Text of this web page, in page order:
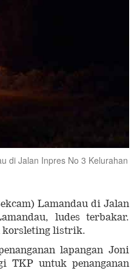
di Jalan Inpres No 3 Kelurahan
Lamandau di Jalan
ludes terbakar.
korsleting listrik.
lapangan Joni
TKP untuk penanganan